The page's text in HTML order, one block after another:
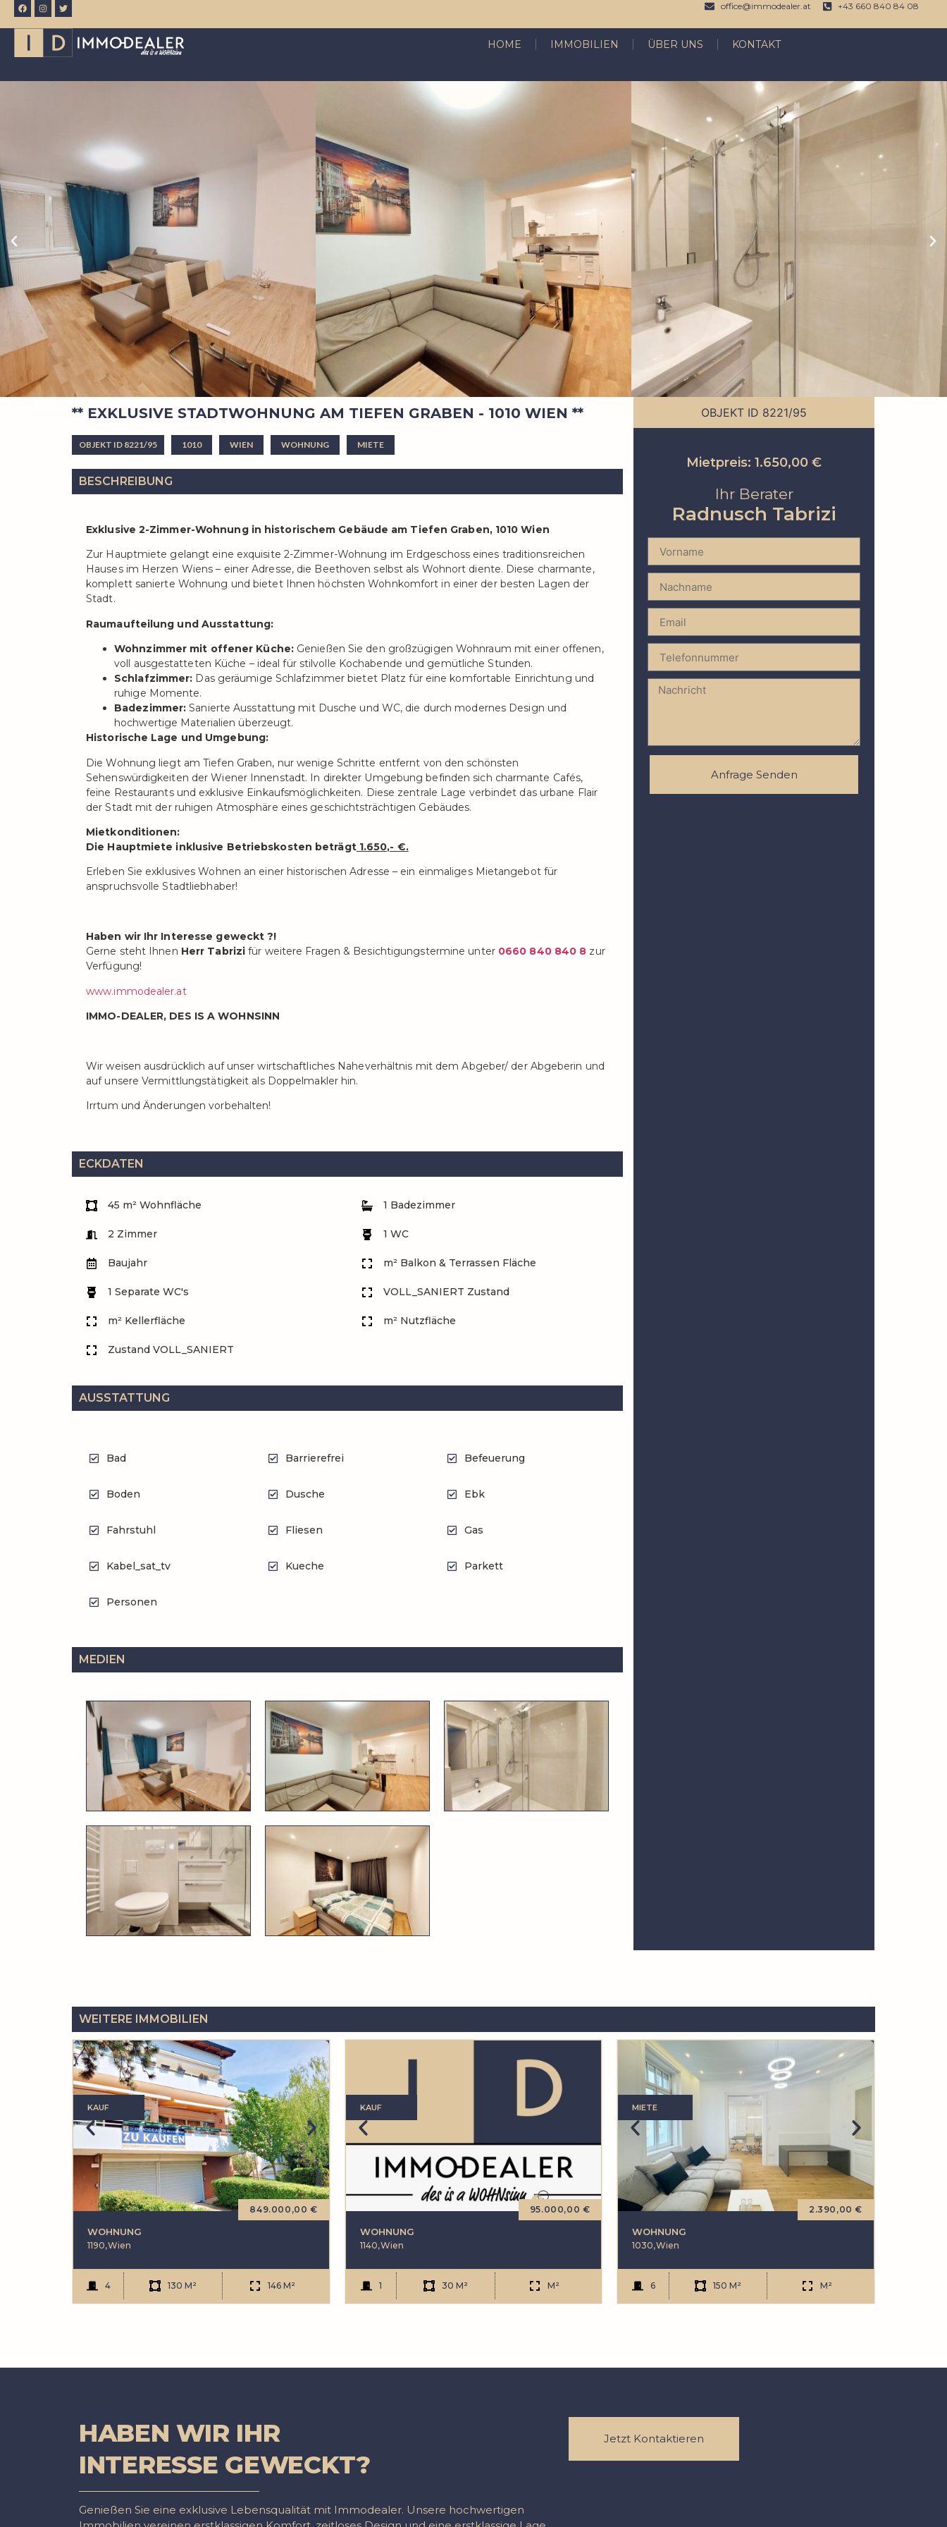
office@immodealer.at +43 660 840 84 08
HOME IMMOBILIEN ÜBER UNS KONTAKT
** EXKLUSIVE STADTWOHNUNG AM TIEFEN GRABEN - 1010 WIEN **
OBJEKT ID 8221/95 1010 WIEN WOHNUNG MIETE
BESCHREIBUNG
Exklusive 2-Zimmer-Wohnung in historischem Gebäude am Tiefen Graben, 1010 Wien
Zur Hauptmiete gelangt eine exquisite 2-Zimmer-Wohnung im Erdgeschoss eines traditionsreichen
Hauses im Herzen Wiens – einer Adresse, die Beethoven selbst als Wohnort diente. Diese charmante,
komplett sanierte Wohnung und bietet Ihnen höchsten Wohnkomfort in einer der besten Lagen der
Stadt.
Raumaufteilung und Ausstattung:
Wohnzimmer mit offener Küche:Genießen Sie den großzügigen Wohnraum mit einer offenen,
voll ausgestatteten Küche – ideal für stilvolle Kochabende und gemütliche Stunden.
Schlafzimmer: Das geräumige Schlafzimmer bietet Platz für eine komfortable Einrichtung und
ruhige Momente.
Badezimmer: Sanierte Ausstattung mit Dusche und WC, die durch modernes Design und
hochwertige Materialien überzeugt.
Historische Lage und Umgebung:
Die Wohnung liegt am Tiefen Graben, nur wenige Schritte entfernt von den schönsten
Sehenswürdigkeiten der Wiener Innenstadt. In direkter Umgebung befinden sich charmante Cafés,
feine Restaurants und exklusive Einkaufsmöglichkeiten. Diese zentrale Lage verbindet das urbane Flair
der Stadt mit der ruhigen Atmosphäre eines geschichtsträchtigen Gebäudes.
Mietkonditionen:
Die Hauptmiete inklusive Betriebskosten beträgt1.650,- €.
Erleben Sie exklusives Wohnen an einer historischen Adresse – ein einmaliges Mietangebot für
anspruchsvolle Stadtliebhaber!
Haben wir Ihr Interesse geweckt ?!
Gerne steht Ihnen Herr Tabrizifür weitere Fragen & Besichtigungstermine unter 0660 840 840 8 zur
Verfügung!
www.immodealer.at
IMMO-DEALER, DES IS A WOHNSINN
Wir weisen ausdrücklich auf unser wirtschaftliches Naheverhältnis mit dem Abgeber/ der Abgeberin und
auf unsere Vermittlungstätigkeit als Doppelmakler hin.
Irrtum und Änderungen vorbehalten!
ECKDATEN
45 m² Wohnfläche 1 Badezimmer
2 Zimmer 1 WC
Baujahr m² Balkon & Terrassen Fläche
1 Separate WC's VOLL_SANIERT Zustand
m² Kellerfläche m² Nutzfläche
Zustand VOLL_SANIERT
AUSSTATTUNG
Bad Barrierefrei Befeuerung
Boden Dusche Ebk
Fahrstuhl Fliesen Gas
Kabel_sat_tv Kueche Parkett
Personen
MEDIEN
OBJEKT ID 8221/95
Mietpreis: 1.650,00 €
Ihr Berater
Radnusch Tabrizi
Anfrage Senden
WEITERE IMMOBILIEN
WOHNUNG
KAUF
1190,Wien
4 130 M² 146 M²
849.000,00 €
WOHNUNG
KAUF
1140,Wien
1 30 M² M²
95.000,00 €
WOHNUNG
MIETE
1030,Wien
6 150 M² M²
2.390,00 €
HABEN WIR IHR
INTERESSE GEWECKT?
Genießen Sie eine exklusive Lebensqualität mit Immodealer. Unsere hochwertigen
Jetzt Kontaktieren